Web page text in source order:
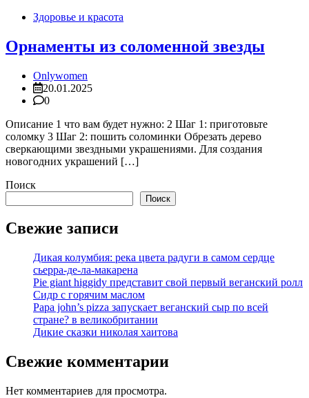
Здоровье и красота
Орнаменты из соломенной звезды
Onlywomen
20.01.2025
0
Описание 1 что вам будет нужно: 2 Шаг 1: приготовьте
соломку 3 Шаг 2: пошить соломинки Обрезать дерево
сверкающими звездными украшениями. Для создания
новогодних украшений […]
Поиск
Поиск
Свежие записи
Дикая колумбия: река цвета радуги в самом сердце
сьерра-де-ла-макарена
Pie giant higgidy представит свой первый веганский ролл
Сидр с горячим маслом
Papa john’s pizza запускает веганский сыр по всей
стране? в великобритании
Дикие сказки николая хаитова
Свежие комментарии
Нет комментариев для просмотра.